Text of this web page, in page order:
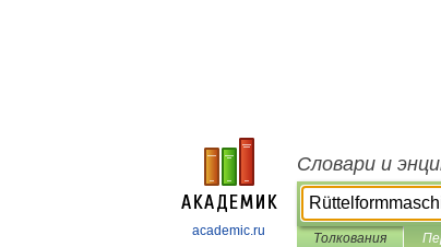
academic.ru
Словари и
Толкования